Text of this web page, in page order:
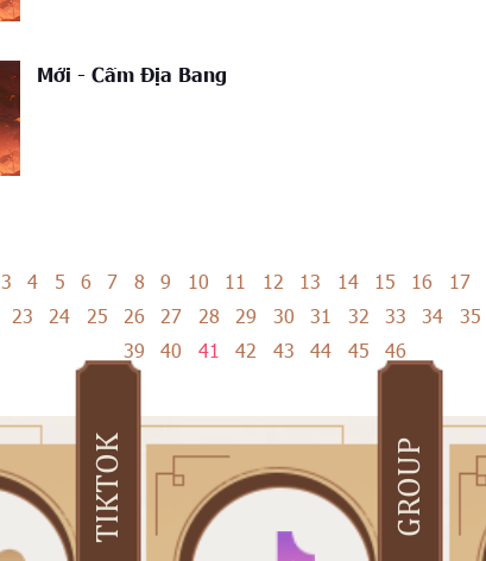
Mới - Cấm Địa Bang
3 4 5 6 7 8 9 10 11 12 13 14 15 16 17
23 24 25 26 27 28 29 30 31 32 33 34 35
39
40 41 42 43 44 45 46
TIKTOK GROUP